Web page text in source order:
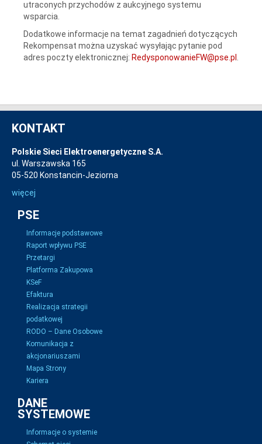
utraconych przychodów z aukcyjnego systemu
wsparcia.
Dodatkowe informacje na temat zagadnień dotyczących
Rekompensat można uzyskać wysyłając pytanie pod
adres poczty elektronicznej: RedysponowanieFW@pse.pl
KONTAKT
Polskie Sieci Elektroenergetyczne S.A.
ul. Warszawska 165
05-520 Konstancin-Jeziorna
więcej
PSE
Informacje podstawowe
Raport wpływu PSE
Przetargi
Platforma Zakupowa
KSeF
Efaktura
Realizacja strategii
podatkowej
RODO – Dane Osobowe
Komunikacja z
akcjonariuszami
Mapa Strony
Kariera
DANE
SYSTEMOWE
Informacje o systemie